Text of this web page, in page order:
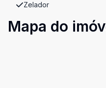
Zelador
Mapa do